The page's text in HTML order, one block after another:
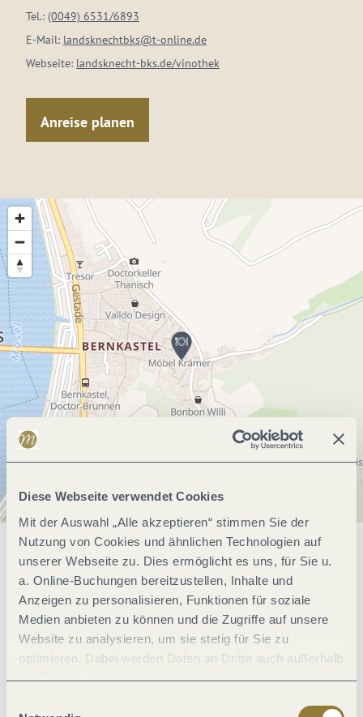
Diese Webseite verwendet Cookies
Mit der Auswahl „Alle akzeptieren“ stimmen Sie der
Nutzung von Cookies und ähnlichen Technologien auf
unserer Webseite zu. Dies ermöglicht es uns, für Sie u.
a. Online-Buchungen bereitzustellen, Inhalte und
Anzeigen zu personalisieren, Funktionen für soziale
Medien anbieten zu können und die Zugriffe auf unsere
Website zu analysieren, um sie stetig für Sie zu
optimieren. Dabei werden Daten an Dritte auch außerhalb
der Europäischen Union weitergegeben und dort
Tel.: (0049) 6531/6893
E-Mail: landsknechtbks@t-online.de
Webseite: landsknecht-bks.de/vinothek
Anreise planen
Allgemeine Informationen
Öffnungszeiten